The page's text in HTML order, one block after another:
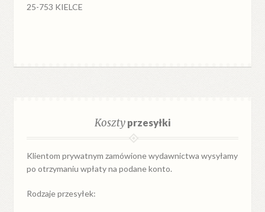
25-753 KIELCE
Kosztyprzesyłki
Klientom prywatnym zamówione wydawnictwa wysyłamy
po otrzymaniu wpłaty na podane konto.
Rodzaje przesyłek: